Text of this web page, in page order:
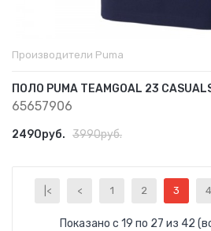
Производители Puma
ПОЛО PUMA TEAMGOAL 23
65657906
2490руб. 3990руб.
|< < 1 2 3 4
Показано с 19 по 27 из 42